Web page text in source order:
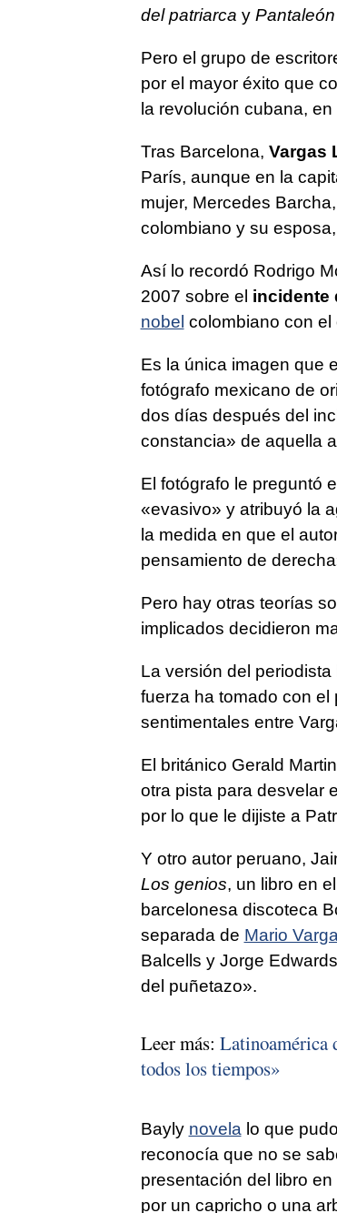
del patriarca y
Pero el grupo de
por el mayor éxito que
la revolución cubana,
Tras Barcelona, Vargas
París, aunque en la
mujer, Mercedes
colombiano y su
Así lo recordó Rodrigo
2007 sobre el incidente
nobel colombiano con
Es la única imagen que
fotógrafo mexicano de
dos días después del
constancia» de aquella
El fotógrafo le preguntó
«evasivo» y atribuyó la
la medida en que el
pensamiento de
Pero hay otras teorías
implicados decidieron
La versión del
fuerza ha tomado con el
sentimentales entre
El británico Gerald
otra pista para desvelar
por lo que le dijiste a
Y otro autor peruano,
Los genios, un libro en
barcelonesa discoteca
separada de Mario
Balcells y Jorge
del puñetazo».
Leer más: Latinoamérica
todos los tiempos»
Bayly novela lo que
reconocía que no se
presentación del libro
por un capricho o una